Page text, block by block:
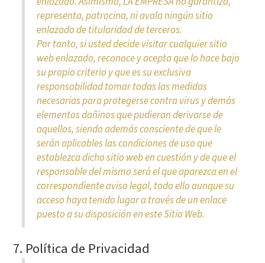
representa, patrocina, ni avala ningún sitio
enlazado de titularidad de terceros.
Por tanto, si usted decide visitar cualquier sitio
web enlazado, reconoce y acepta que lo hace bajo
su propio criterio y que es su exclusiva
responsabilidad tomar todas las medidas
necesarias para protegerse contra virus y demás
elementos dañinos que pudieran derivarse de
aquellos, siendo además consciente de que le
serán aplicables las condiciones de uso que
establezca dicho sitio web en cuestión y de que el
responsable del mismo será el que aparezca en el
correspondiente aviso legal, todo ello aunque su
acceso haya tenido lugar a través de un enlace
puesto a su disposición en este Sitio Web.
7. Política de Privacidad